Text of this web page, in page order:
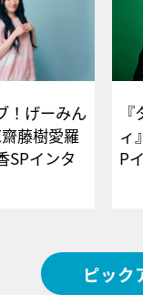
！げーみん
藤樹愛羅
SPインタ
ィ
P
ピック